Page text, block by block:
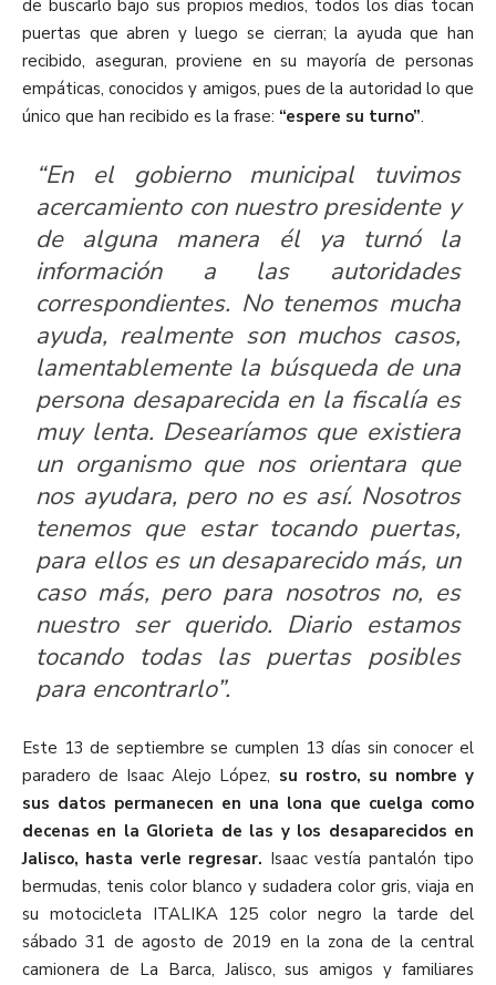
de buscarlo bajo sus propios medios, todos los días tocan
puertas que abren y luego se cierran; la ayuda que han
recibido, aseguran, proviene en su mayoría de personas
empáticas, conocidos y amigos, pues de la autoridad lo que
único que han recibido es la frase: “espere su turno”.
“En el gobierno municipal tuvimos
acercamiento con nuestro presidente y
de alguna manera él ya turnó la
información a las autoridades
correspondientes. No tenemos mucha
ayuda, realmente son muchos casos,
lamentablemente la búsqueda de una
persona desaparecida en la fiscalía es
muy lenta. Desearíamos que existiera
un organismo que nos orientara que
nos ayudara, pero no es así. Nosotros
tenemos que estar tocando puertas,
para ellos es un desaparecido más, un
caso más, pero para nosotros no, es
nuestro ser querido. Diario estamos
tocando todas las puertas posibles
para encontrarlo”.
Este 13 de septiembre se cumplen 13 días sin conocer el
paradero de Isaac Alejo López, su rostro, su nombre y
sus datos permanecen en una lona que cuelga como
decenas en la Glorieta de las y los desaparecidos en
Jalisco, hasta verle regresar. Isaac vestía pantalón tipo
bermudas, tenis color blanco y sudadera color gris, viaja en
su motocicleta ITALIKA 125 color negro la tarde del
sábado 31 de agosto de 2019 en la zona de la central
camionera de La Barca, Jalisco, sus amigos y familiares